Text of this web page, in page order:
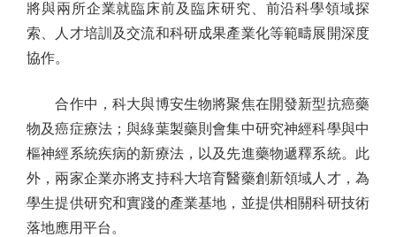
將與兩所企業就臨床前及臨床研究、前沿科學領域探
索、人才培訓及交流和科研成果產業化等範疇展開深度
協作。
合作中，科大與博安生物將聚焦在開發新型抗癌藥
物及癌症療法；與綠葉製藥則會集中研究神經科學與中
樞神經系統疾病的新療法，以及先進藥物遞釋系統。此
外，兩家企業亦將支持科大培育醫藥創新領域人才，為
學生提供研究和實踐的產業基地，並提供相關科研技術
落地應用平台。